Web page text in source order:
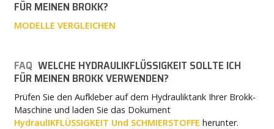
MY BROKK
FÜR MEINEN BROKK?
MODELLE VERGLEICHEN
FAQ WELCHE HYDRAULIKFLÜSSIGKEIT SOLLTE ICH
FÜR MEINEN BROKK VERWENDEN?
Prüfen Sie den Aufkleber auf dem Hydrauliktank Ihrer Brokk-
Maschine und laden Sie das Dokument
HydraulIKFLÜSSIGKEIT Und SCHMIERSTOFFE herunter.